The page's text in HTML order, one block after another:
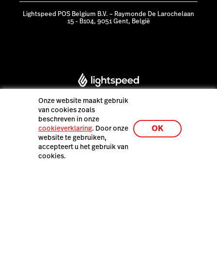
Lightspeed POS Belgium B.V. – Raymonde De Larochelaan
15 - B104, 9051 Gent, België
Lightspeed® 2026
Onze website maakt gebruik
van cookies zoals
beschreven in onze
cookieverklaring. Door onze
website te gebruiken,
accepteert u het gebruik van
cookies.
OK